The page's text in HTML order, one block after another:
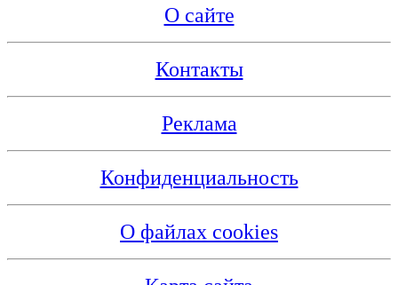
О сайте
Контакты
Реклама
Конфиденциальность
О файлах cookies